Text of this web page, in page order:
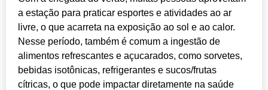
a estação para praticar esportes e atividades ao ar
livre, o que acarreta na exposição ao sol e ao calor.
Nesse período, também é comum a ingestão de
alimentos refrescantes e açucarados, como sorvetes,
bebidas isotônicas, refrigerantes e sucos/frutas
cítricas, o que pode impactar diretamente na saúde